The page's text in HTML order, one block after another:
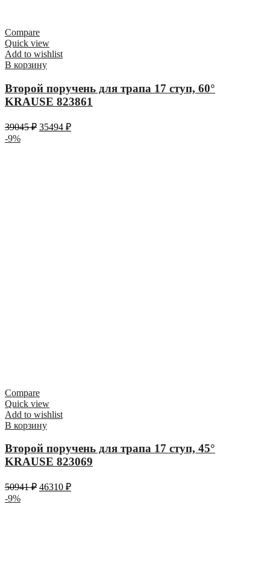
Compare
Quick view
Add to wishlist
В корзину
Второй поручень для трапа 17 ступ, 60°
KRAUSE 823861
39045₽ 35494 ₽
-9%
Compare
Quick view
Add to wishlist
В корзину
Второй поручень для трапа 17 ступ, 45°
KRAUSE 823069
50941₽ 46310 ₽
-9%